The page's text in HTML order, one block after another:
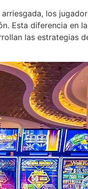
los
Esta diferencia en
las estrategias